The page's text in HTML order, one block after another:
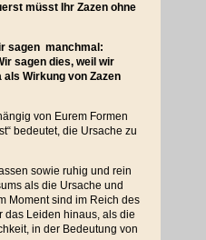
müsst Ihr Zazen ohne
sagen manchmal:
sagen dies, weil wir
Wirkung von Zazen
von Eurem Formen
bedeutet, die Ursache zu
sowie ruhig und rein
als die Ursache und
Moment sind im Reich des
das Leiden hinaus, als die
in der Bedeutung von